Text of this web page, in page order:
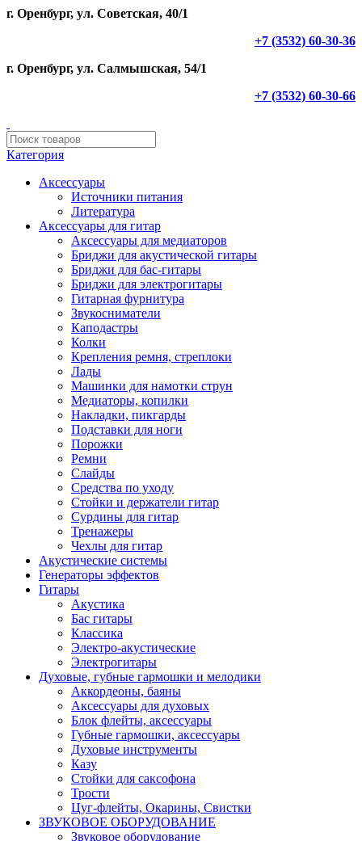
г. Оренбург, ул. Советская, 40/1
+7 (3532) 60-30-36
г. Оренбург, ул. Салмышская, 54/1
+7 (3532) 60-30-66
Категория
Аксессуары
Источники питания
Литература
Аксессуары для гитар
Аксессуары для медиаторов
Бриджи для акустической гитары
Бриджи для бас-гитары
Бриджи для электрогитары
Гитарная фурнитура
Звукосниматели
Каподастры
Колки
Крепления ремня, стреплоки
Лады
Машинки для намотки струн
Медиаторы, копилки
Накладки, пикгарды
Подставки для ноги
Порожки
Ремни
Слайды
Средства по уходу
Стойки и держатели гитар
Сурдины для гитар
Тренажеры
Чехлы для гитар
Акустические системы
Генераторы эффектов
Гитары
Акустика
Бас гитары
Классика
Электро-акустические
Электрогитары
Духовые, губные гармошки и мелодики
Аккордеоны, баяны
Аксессуары для духовых
Блок флейты, аксессуары
Губные гармошки, аксессуары
Духовые инструменты
Казу
Стойки для саксофона
Трости
Цуг-флейты, Окарины, Свистки
ЗВУКОВОЕ ОБОРУДОВАНИЕ
Звуковое оборудование